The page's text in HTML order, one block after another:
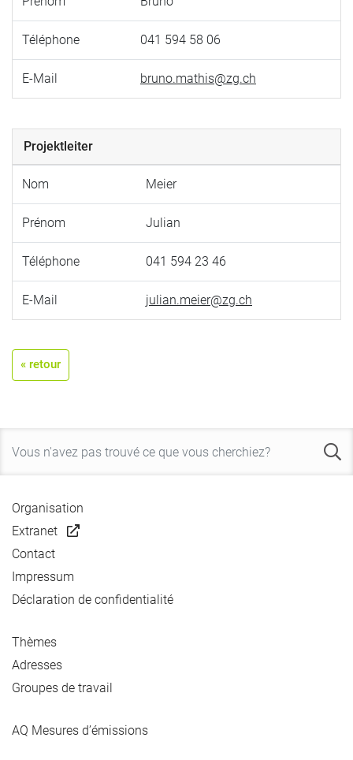
Téléphone 041 594 58 06
E-Mail bruno.mathis@zg.ch
Projektleiter
Nom Meier
Prénom Julian
Téléphone 041 594 23 46
E-Mail julian.meier@zg.ch
« retour
Organisation
Extranet
Contact
Impressum
Déclaration de confidentialité
Thèmes
Adresses
Groupes de travail
AQ Mesures d’émissions